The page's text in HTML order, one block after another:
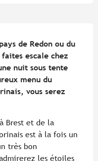
de Redon ou du
escale chez
nuit sous tente
menu du
vous serez
Brest et de la
est à la fois un
très bon
les étoiles